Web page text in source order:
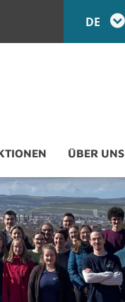
DE
ÜBER UNS